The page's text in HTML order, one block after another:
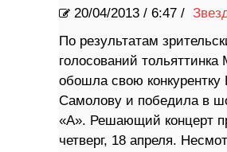
20/04/2013 / 6:47 /
По результатам
голосований тольяттинка
обошла свою
Самолову и победила в
«А». Решающий концерт
четверг, 18 апреля.